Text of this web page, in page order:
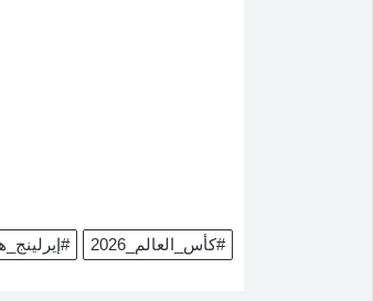
#كأس_العالم_2026